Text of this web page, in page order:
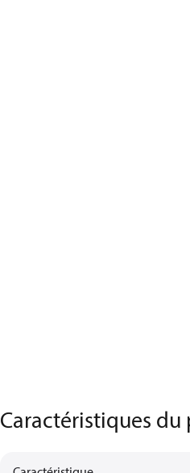
Caractéristiques